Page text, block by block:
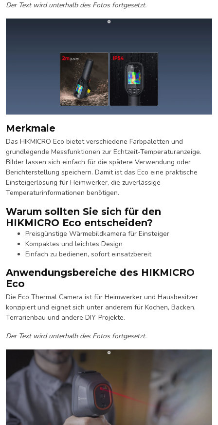
Der Text wird unterhalb des Fotos fortgesetzt.
Merkmale
Das HIKMICRO Eco bietet verschiedene Farbpaletten und
grundlegende Messfunktionen zur Echtzeit-Temperaturanzeige.
Bilder lassen sich einfach für die spätere Verwendung oder
Berichterstellung speichern. Damit ist das Eco eine praktische
Einsteigerlösung für Heimwerker, die zuverlässige
Temperaturinformationen benötigen.
Warum sollten Sie sich für den
HIKMICRO Eco entscheiden?
Preisgünstige Wärmebildkamera für Einsteiger
Kompaktes und leichtes Design
Einfach zu bedienen, sofort einsatzbereit
Anwendungsbereiche des HIKMICRO
Eco
Die Eco Thermal Camera ist für Heimwerker und Hausbesitzer
konzipiert und eignet sich unter anderem für Kochen, Backen,
Terrarienbau und andere DIY-Projekte.
Der Text wird unterhalb des Fotos fortgesetzt.